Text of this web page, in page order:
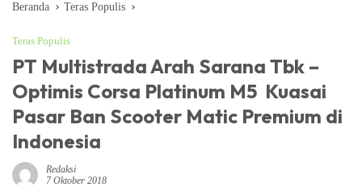
Beranda Teras Populis
Teras Populis
PT Multistrada Arah Sarana Tbk –
Optimis Corsa Platinum M5 Kuasai
Pasar Ban Scooter Matic Premium di
Indonesia
Redaksi
7 Oktober 2018